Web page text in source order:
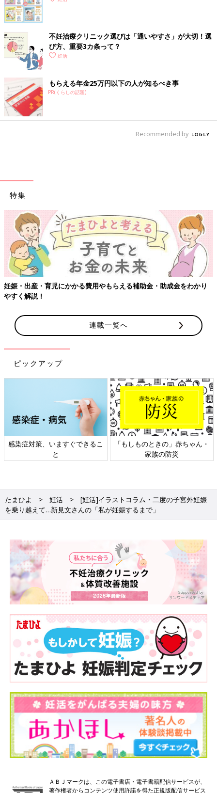
不妊治療クリニック選びは「通いやすさ」が大切！選
び方、重要3カ条って？
妊活
もらえる年金25万円以下の人が知るべき事
PR(くらしの話題)
Recommended by
特集
・出産・育児にかかる費用やもらえる補助金・助成金をわかり
く解説！
連載一覧へ
ピックアップ
感染症対策、いますぐできるこ
と
「もしものときの」赤ちゃん・
家族の防災
たまひよ 妊活
[妊活]イラストコラム・二度の子宮外妊娠
を乗り越えて…新見文さんの「私が妊娠するまで」
ＡＢＪマークは、この電子書店・電子書籍配信サービスが、
著作権者からコンテンツ使用許諾を得た正規版配信サービス